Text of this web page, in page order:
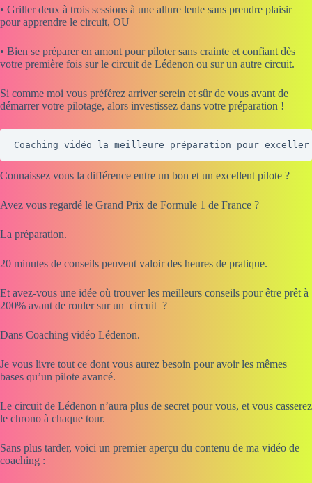
• Griller deux à trois sessions à une allure lente sans prendre plaisir
pour apprendre le circuit, OU
• Bien se préparer en amont pour piloter sans crainte et confiant dès
votre première fois sur le circuit de Lédenon ou sur un autre circuit.
Si comme moi vous préférez arriver serein et sûr de vous avant de
démarrer votre pilotage, alors investissez dans votre préparation !
Coaching vidéo la meilleure préparation pour
Connaissez vous la différence entre un bon et un excellent pilote ?
Avez vous regardé le Grand Prix de Formule 1 de France ?
La préparation.
20 minutes de conseils peuvent valoir des heures de pratique.
Et avez-vous une idée où trouver les meilleurs conseils pour être prêt à
200% avant de rouler sur un circuit ?
Dans Coaching vidéo Lédenon.
Je vous livre tout ce dont vous aurez besoin pour avoir les mêmes
bases qu’un pilote avancé.
Le circuit de Lédenon n’aura plus de secret pour vous, et vous casserez
le chrono à chaque tour.
Sans plus tarder, voici un premier aperçu du contenu de ma vidéo de
coaching :